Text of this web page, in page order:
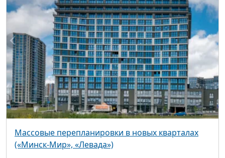
Массовые перепланировки в новых кварталах
(«Минск-Мир», «Левада»)